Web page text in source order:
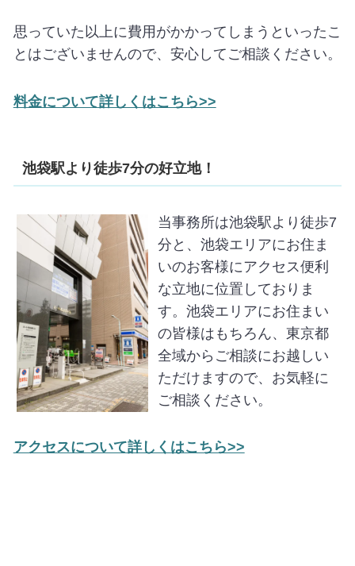
思っていた以上に費用がかかってしまうといったこ
とはございませんので、安心してご相談ください。
料金について詳しくはこちら>>
池袋駅より徒歩7分の好立地！
当事務所は池袋駅より徒歩7
分と、池袋エリアにお住ま
いのお客様にアクセス便利
な立地に位置しておりま
す。池袋エリアにお住まい
の皆様はもちろん、東京都
全域からご相談にお越しい
ただけますので、お気軽に
ご相談ください。
アクセスについて詳しくはこちら>>